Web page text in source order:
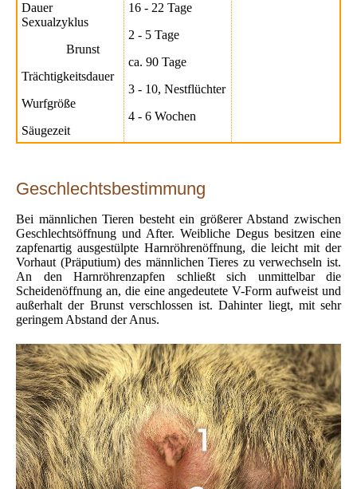
Dauer
Sexualzyklus
Brunst
Trächtigkeitsdauer
Wurfgröße
Säugezeit
16 - 22 Tage
2 - 5 Tage
ca. 90 Tage
3 - 10, Nestflüchter
4 - 6 Wochen
Geschlechtsbestimmung
Bei männlichen Tieren besteht ein größerer Abstand zwischen
Geschlechtsöffnung und After. Weibliche Degus besitzen eine
zapfenartig ausgestülpte Harnröhrenöffnung, die leicht mit der
Vorhaut (Präputium) des männlichen Tieres zu verwechseln ist.
An den Harnröhrenzapfen schließt sich unmittelbar die
Scheidenöffnung an, die eine angedeutete V-Form aufweist und
außerhalt der Brunst verschlossen ist. Dahinter liegt, mit sehr
geringem Abstand der Anus.